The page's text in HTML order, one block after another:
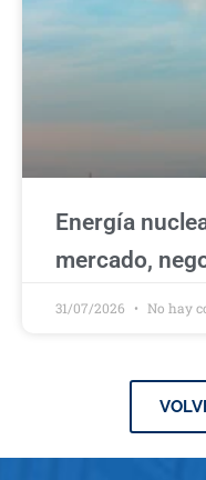
Energía
mercado,
31/07/2026 No hay